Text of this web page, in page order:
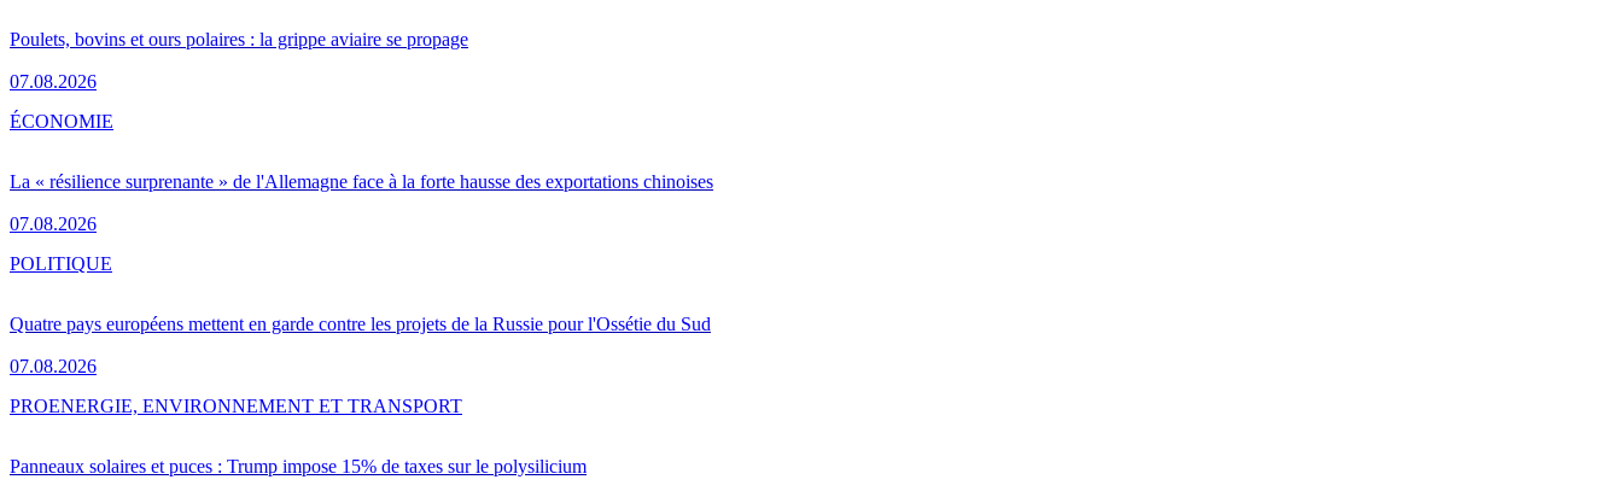
Poulets, bovins et ours polaires : la grippe aviaire se propage
07.08.2026
La « résilience surprenante » de l'Allemagne face à la forte hausse des exportations chinoises
07.08.2026
ÉCONOMIE
Quatre pays européens mettent en garde contre les projets de la Russie pour l'Ossétie du Sud
07.08.2026
POLITIQUE
Panneaux solaires et puces : Trump impose 15% de taxes sur le polysilicium
PROENERGIE, ENVIRONNEMENT ET TRANSPORT